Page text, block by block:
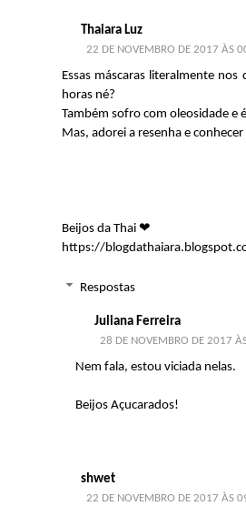
Thaiara Luz
22 DE NOVEMBRO DE 2017 ÀS
Essas máscaras literalmente nos
horas né?
Também sofro com oleosidade e
Mas, adorei a resenha e
Beijos da Thai ❤
https://
Respostas
Juliana Ferreira
28 DE NOVEMBRO DE 2017
Nem fala, estou viciada nelas.
Beijos Açucarados!
shwet
22 DE NOVEMBRO DE 2017 ÀS